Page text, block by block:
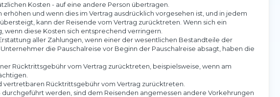
Kosten - auf eine andere Person übertragen.
und wenn dies im Vertrag ausdrücklich vorgesehen ist, und in jedem
kann der Reisende vom Vertrag zurücktreten. Wenn sich ein
wenn diese Kosten sich entsprechend verringern.
aller Zahlungen, wenn einer der wesentlichen Bestandteile der
die Pauschalreise vor Beginn der Pauschalreise absagt, haben die
Rücktrittsgebühr vom Vertrag zurücktreten, beispielsweise, wenn am
Rücktrittsgebühr vom Vertrag zurücktreten.
werden, sind dem Reisenden angemessen andere Vorkehrungen